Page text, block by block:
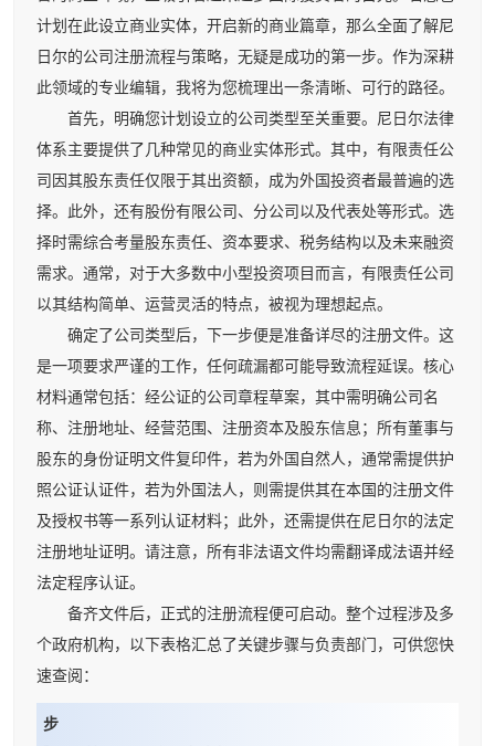
计划在此设立商业实体，开启新的商业篇章，那么全面了解尼
日尔的公司注册流程与策略，无疑是成功的第一步。作为深耕
此领域的专业编辑，我将为您梳理出一条清晰、可行的路径。
首先，明确您计划设立的公司类型至关重要。尼日尔法律
体系主要提供了几种常见的商业实体形式。其中，有限责任公
司因其股东责任仅限于其出资额，成为外国投资者最普遍的选
择。此外，还有股份有限公司、分公司以及代表处等形式。选
择时需综合考量股东责任、资本要求、税务结构以及未来融资
需求。通常，对于大多数中小型投资项目而言，有限责任公司
以其结构简单、运营灵活的特点，被视为理想起点。
确定了公司类型后，下一步便是准备详尽的注册文件。这
是一项要求严谨的工作，任何疏漏都可能导致流程延误。核心
材料通常包括：经公证的公司章程草案，其中需明确公司名
称、注册地址、经营范围、注册资本及股东信息；所有董事与
股东的身份证明文件复印件，若为外国自然人，通常需提供护
照公证认证件，若为外国法人，则需提供其在本国的注册文件
及授权书等一系列认证材料；此外，还需提供在尼日尔的法定
注册地址证明。请注意，所有非法语文件均需翻译成法语并经
法定程序认证。
备齐文件后，正式的注册流程便可启动。整个过程涉及多
个政府机构，以下表格汇总了关键步骤与负责部门，可供您快
速查阅：
步